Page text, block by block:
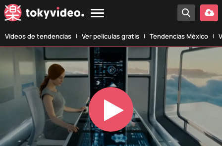
Vídeos de tendencias Ver películas gratis Tendencias México
Play